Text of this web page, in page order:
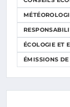
ÉCOLOGIE ET
ÉMISSIONS